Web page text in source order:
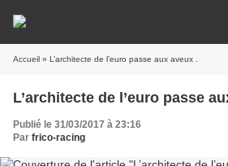
Accueil » L’architecte de l’euro passe aux aveux .
L’architecte de l’euro passe
Publié le 31/03/2017 à 23:16
Par frico-racing